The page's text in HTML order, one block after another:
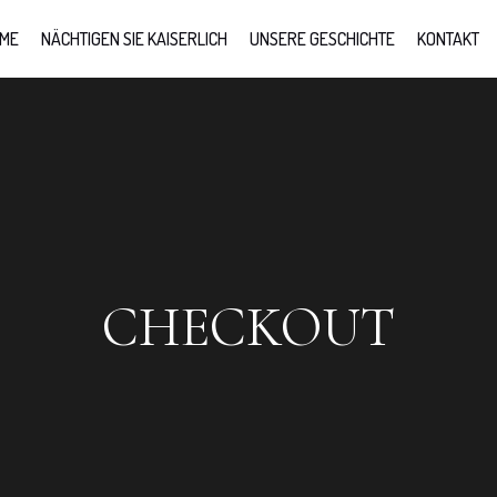
NÄCHTIGEN SIE KAISERLICH UNSERE GESCHICHTE KONTAKT
CHECKOUT